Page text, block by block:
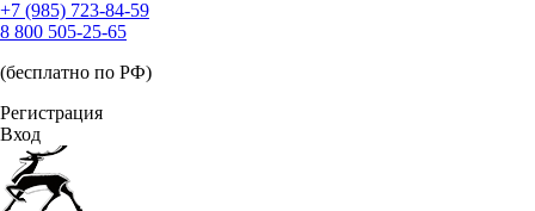
+7 (985) 723-84-59
8 800 505-25-65
(бесплатно по РФ)
Регистрация
Вход